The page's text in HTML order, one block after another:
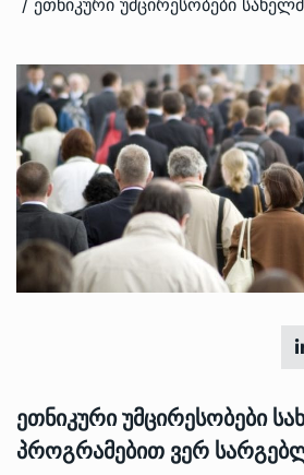
ეთნიკური უმცირესობები
პროგრამებით ვერ